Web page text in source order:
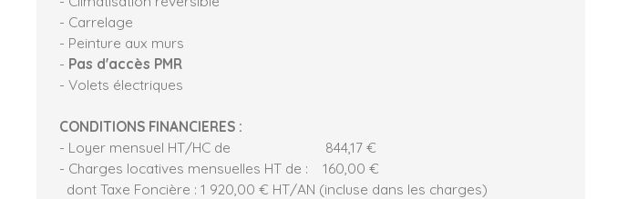
- Carrelage
- Peinture aux murs
- Pas d'accès PMR
- Volets électriques
CONDITIONS FINANCIERES :
- Loyer mensuel HT/HC de 844,17 €
- Charges locatives mensuelles HT de : 160,00 €
dont Taxe Foncière : 1 920,00 € HT/AN (incluse dans les charges)